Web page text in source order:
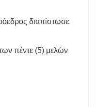
διαπίστωσε
πέντε (5) μελών